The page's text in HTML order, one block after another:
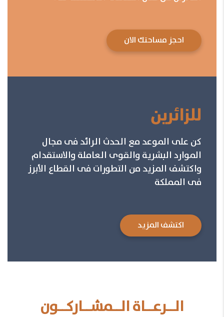
احجز مساحتك الان
للزائرين
كن على الموعد مع الحدث الرائد فى مجال
الموارد البشرية والقوى العاملة والاستقدام
واكتشف المزيد من التطورات فى القطاع الأبرز
فى المملكة
اكتشف المزيد
الــرعــاة الــمشــاركــون